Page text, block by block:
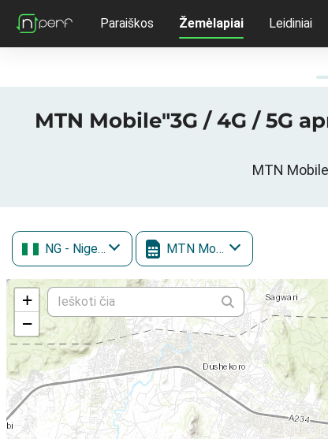
Paraiškos Žemėlapiai Leidiniai
MTN Mobile"3G / 4G / 5G
MTN
NG - Nigerija MTN Mobile
+
−